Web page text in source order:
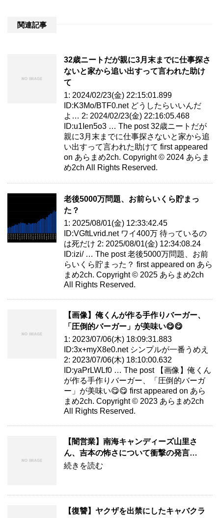
関連記事
32歳ニートだが親に3月末までに仕事探さ
ないと家から追い出すって言われた助け
て
1: 2024/02/23(金) 22:15:01.899
ID:K3Mo/BTF0.net どうしたらいいんだ
よ… 2: 2024/02/23(金) 22:16:05.468
ID:u1Ien5o3 … The post 32歳ニートだが
親に3月末までに仕事探さないと家から追
い出すって言われた助けて first appeared
on あらまめ2ch. Copyright © 2024 あらま
め2ch All Rights Reserved.
老後5000万問題、お前らいくら貯まっ
た？
1: 2025/08/01(金) 12:33:42.45
ID:VGftLvrid.net ワイ400万 待っているの
は死だけ 2: 2025/08/01(金) 12:34:08.24
ID:izi/ … The post 老後5000万問題、お前
らいくら貯まった？ first appeared on あら
まめ2ch. Copyright © 2025 あらまめ2ch
All Rights Reserved.
【画像】俺くんが作る手作りバーガー、
「圧倒的バーガー」が美味い😋😋
1: 2023/07/06(木) 18:09:31.883
ID:3x+myX8e0.net シンプルが一番うめえ
2: 2023/07/06(木) 18:10:00.632
ID:yaPrLWLf0 … The post 【画像】俺くん
が作る手作りバーガー、「圧倒的バーガ
ー」が美味い😋😋 first appeared on あら
まめ2ch. Copyright © 2023 あらまめ2ch
All Rights Reserved.
【闇営業】南海キャンディーズ山里さ
ん、吉本の怖さについて衝撃の発言…
続きを読む
【復讐】ヤクザを出禁にしたキャバクラ